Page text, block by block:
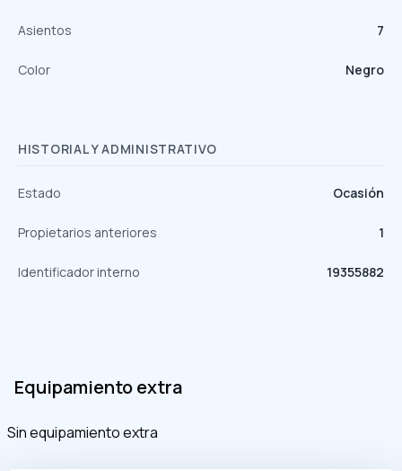
Asientos 7
Color Negro
HISTORIAL Y ADMINISTRATIVO
Estado Ocasión
Propietarios anteriores 1
Identificador interno 19355882
Equipamiento extra
Sin equipamiento extra